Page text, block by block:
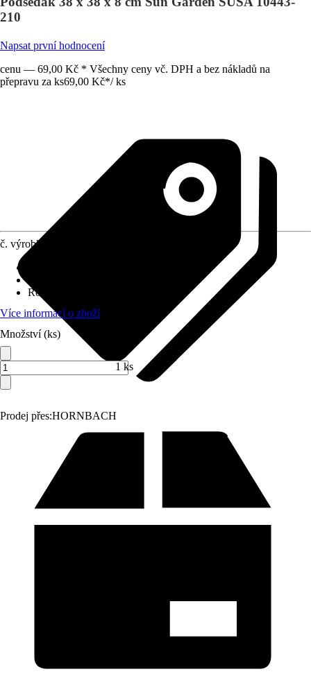
210
Napsat první hodnocení
cenu — 69,00 Kč * Všechny ceny vč. DPH a bez nákladů na
přepravu za ks69,00 Kč*/ ks
Prodej přes:HORNBACH
č. výrobku
Rozměry (ŠxV)
Více informací o zboží
Množství (ks)
1 ks